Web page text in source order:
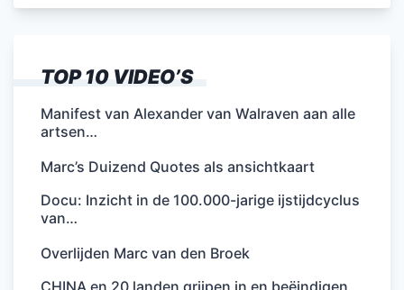
TOP 10 VIDEO’S
Manifest van Alexander van Walraven aan alle
artsen…
Marc’s Duizend Quotes als ansichtkaart
Docu: Inzicht in de 100.000-jarige ijstijdcyclus
van…
Overlijden Marc van den Broek